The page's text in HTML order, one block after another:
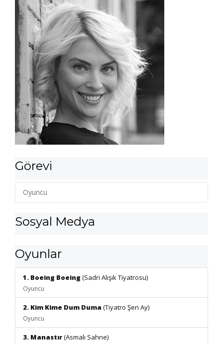
Görevi
Oyuncu
Sosyal Medya
Oyunlar
1. Boeing Boeing (Sadri Alışık Tiyatrosu)
Oyuncu
2. Kim Kime Dum Duma (Tiyatro Şen Ay)
Oyuncu
3. Manastır(Asmalı Sahne)